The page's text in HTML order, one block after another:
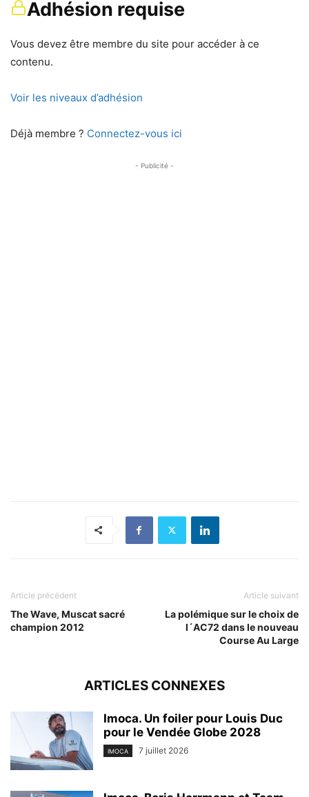
Adhésion requise
Vous devez être membre du site pour accéder à ce
contenu.
Voir les niveaux d’adhésion
Déjà membre ? Connectez-vous ici
- Publicité -
Article précédent
The Wave, Muscat sacré
champion 2012
Article suivant
La polémique sur le choix de
l´AC72 dans le nouveau
Course Au Large
ARTICLES CONNEXES
Imoca. Un foiler pour Louis Duc
pour le Vendée Globe 2028
IMOCA 7 juillet 2026